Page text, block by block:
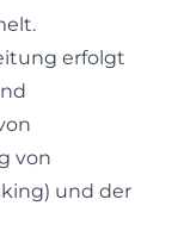
erfolgt
von
und der